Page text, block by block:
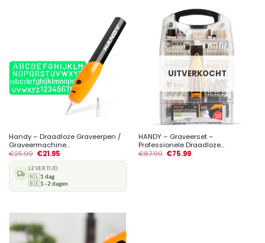
Handy – Draadloze Graveerpen /
Graveermachine...
€25.99 €21.95
LEVERTIJD
🇳🇱1 dag
🇧🇪1–2 dagen
UITVERKOCHT
HANDY – Graveerset –
Professionele Draadloze...
€87.99 €75.99